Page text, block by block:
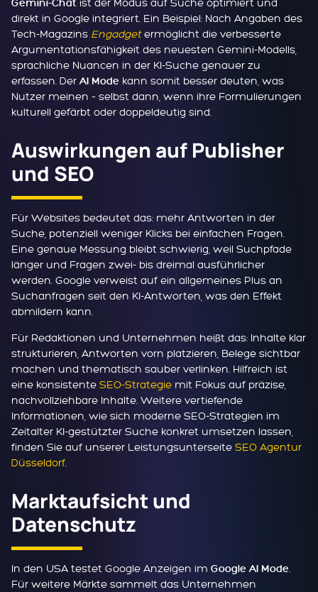
Gemini-Chat ist der Modus auf Suche optimiert und
direkt in Google integriert. Ein Beispiel: Nach Angaben des
Tech-Magazins Engadgetermöglicht die verbesserte
Argumentationsfähigkeit des neuesten Gemini-Modells,
sprachliche Nuancen in der KI-Suche genauer zu
erfassen. DerAI Mode kann somit besser deuten, was
Nutzer meinen – selbst dann, wenn ihre Formulierungen
kulturell gefärbt oder doppeldeutig sind.
Auswirkungen auf Publisher
und SEO
Für Websites bedeutet das: mehr Antworten in der
Suche, potenziell weniger Klicks bei einfachen Fragen.
Eine genaue Messung bleibt schwierig, weil Suchpfade
länger und Fragen zwei- bis dreimal ausführlicher
werden. Google verweist auf ein allgemeines Plus an
Suchanfragen seit den KI-Antworten, was den Effekt
abmildern kann.
Für Redaktionen und Unternehmen heißt das: Inhalte klar
strukturieren, Antworten vorn platzieren, Belege sichtbar
machen und thematisch sauber verlinken. Hilfreich ist
eine konsistente SEO-Strategie mit Fokus auf präzise,
nachvollziehbare Inhalte. Weitere vertiefende
Informationen, wie sich moderne SEO-Strategien im
Zeitalter KI-gestützter Suche konkret umsetzen lassen,
finden Sie auf unserer Leistungsunterseite SEO Agentur
Düsseldorf.
Marktaufsicht und
Datenschutz
In den USA testet Google Anzeigen im Google AI Mode.
Für weitere Märkte sammelt das Unternehmen